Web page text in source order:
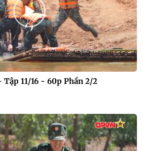
11/16 - 60p Phần 2/2